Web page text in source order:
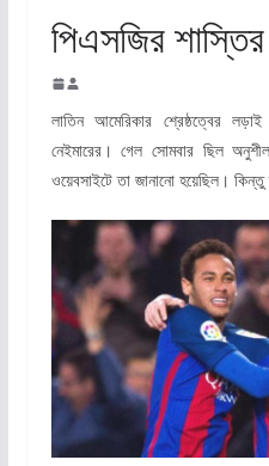
পিএসজির
লাতিন আমেরিকার শ্রেষ্ঠত্বের
নেইমারের। গেল সোমবার ছিল
ওয়েবসাইটে তা জানানো হয়েছিল। কিন্তু